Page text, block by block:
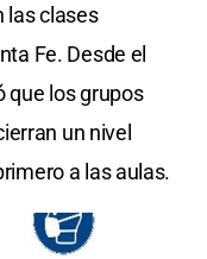
las clases
Fe. Desde el
que los grupos
un nivel
a las aulas.